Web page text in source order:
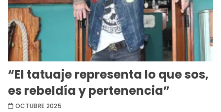
“El tatuaje representa lo que sos,
es rebeldía y pertenencia”
OCTUBRE 2025